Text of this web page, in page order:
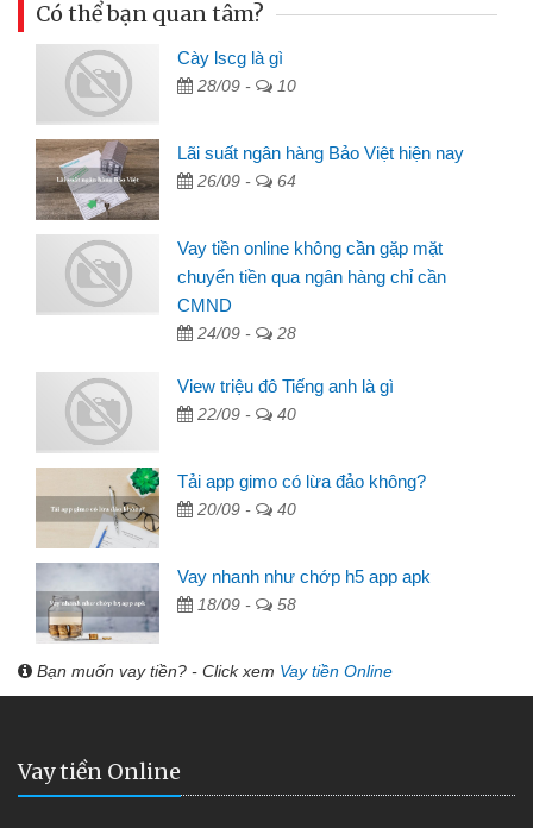
Có thể bạn quan tâm?
Cày lscg là gì
28/09 - 10
Lãi suất ngân hàng Bảo Việt hiện nay
26/09 - 64
Vay tiền online không cần gặp mặt
chuyển tiền qua ngân hàng chỉ cần
CMND
24/09 - 28
View triệu đô Tiếng anh là gì
22/09 - 40
Tải app gimo có lừa đảo không?
20/09 - 40
Vay nhanh như chớp h5 app apk
18/09 - 58
Bạn muốn vay tiền? - Click xem Vay tiền Online
Vay tiền Online